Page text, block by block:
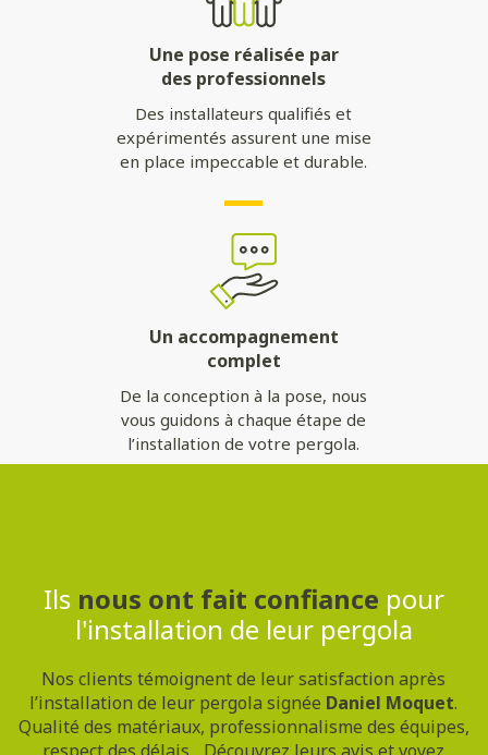
Une pose réalisée par
des professionnels
Des installateurs qualifiés et
expérimentés assurent une mise
en place impeccable et durable.
Un accompagnement
complet
De la conception à la pose, nous
vous guidons à chaque étape de
l’installation de votre pergola.
Ils nous ont fait confiance pour
l'installation de leur pergola
Nos clients témoignent de leur satisfaction après
l’installation de leur pergola signée Daniel Moquet.
Qualité des matériaux, professionnalisme des équipes,